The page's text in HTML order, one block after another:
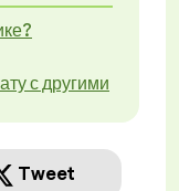
с другими
Tweet